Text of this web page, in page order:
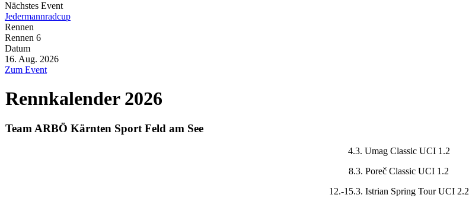
Nächstes Event
Jedermannradcup
Rennen
Rennen 6
Datum
16. Aug. 2026
Zum Event
Rennkalender 2026
Team ARBÖ Kärnten Sport Feld am See
4.3. Umag Classic UCI 1.2
8.3. Poreč Classic UCI 1.2
12.-15.3. Istrian Spring Tour UCI 2.2